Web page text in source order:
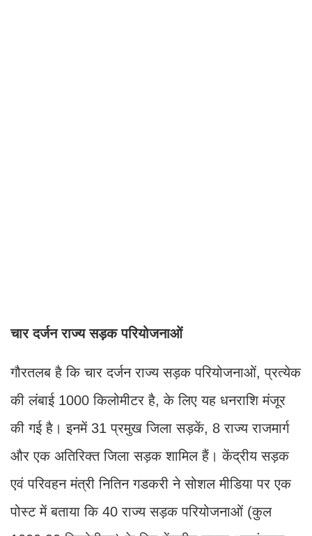
चार दर्जन राज्य सड़क परियोजनाओं
गौरतलब है कि चार दर्जन राज्य सड़क परियोजनाओं, प्रत्येक
की लंबाई 1000 किलोमीटर है, के लिए यह धनराशि मंजूर
की गई है। इनमें 31 प्रमुख जिला सड़कें, 8 राज्य राजमार्ग
और एक अतिरिक्त जिला सड़क शामिल हैं। केंद्रीय सड़क
एवं परिवहन मंत्री नितिन गडकरी ने सोशल मीडिया पर एक
पोस्ट में बताया कि 40 राज्य सड़क परियोजनाओं (कुल